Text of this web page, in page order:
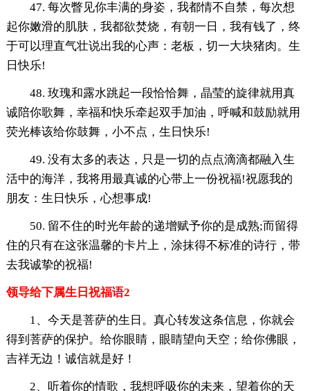
47. 每次瞥见你丰满的身姿，我都情不自禁，每次想
起你嫩滑的肌肤，我都欲焚烧，有朝一日，我有钱了，终
于可以理直气壮说出我的心声：老板，切一大块猪肉。生
日快乐!
48. 玫瑰和露水跳起一段恰恰舞，晶莹的旋律就用真
诚陪你歌舞，幸福和快乐牵起双手加油，呼喊和鼓励就用
荧光棒该给你鼓舞，小不点，生日快乐!
49. 没有太多的表达，只是一切的点点滴滴都融入生
活中的海洋，我将用最真诚的心带上一份祝福!祝愿我的
朋友：生日快乐，心想事成!
50. 留不住的时光年龄的递增赋予你的是成熟;而留得
住的只有在这张温馨的卡片上，涂抹得不标准的诗行，带
去我诚挚的祝福!
领导给下属生日祝福语2
1、今天是菩萨的生日。真心转发这条信息，你就会
得到菩萨的保护。给你眼睛，眼睛望向天空；给你佛眼，
吉祥无边！诚信就是好！
2、听着你的情歌，我想呼吸你的未来，望着你的天